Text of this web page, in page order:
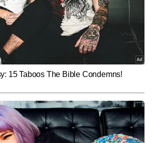
Box-Office
AUTHOR
नाउ नवभारत डिजिटल की एंटरटेनमेंट टीम में बतौर राइटर जुड़े